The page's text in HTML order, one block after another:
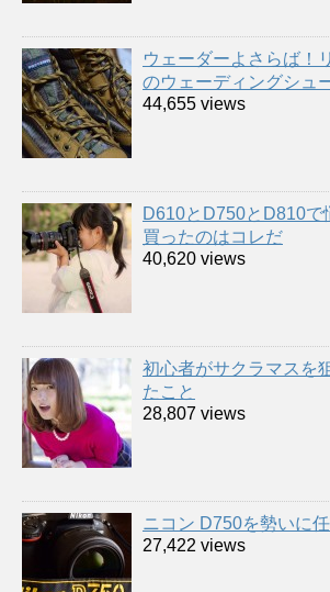
ウェーダーよさらば！
のウェーディングシュ
44,655 views
D610とD750とD810で
買ったのはコレだ
40,620 views
初心者がサクラマスを
たこと
28,807 views
ニコン D750を勢いに
27,422 views